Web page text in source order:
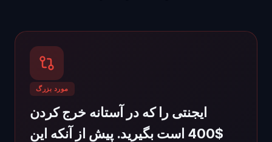
مورد بزرگ
ایجنتی را که در آستانه خرج کردن
$400 است بگیرید. پیش از آنکه این